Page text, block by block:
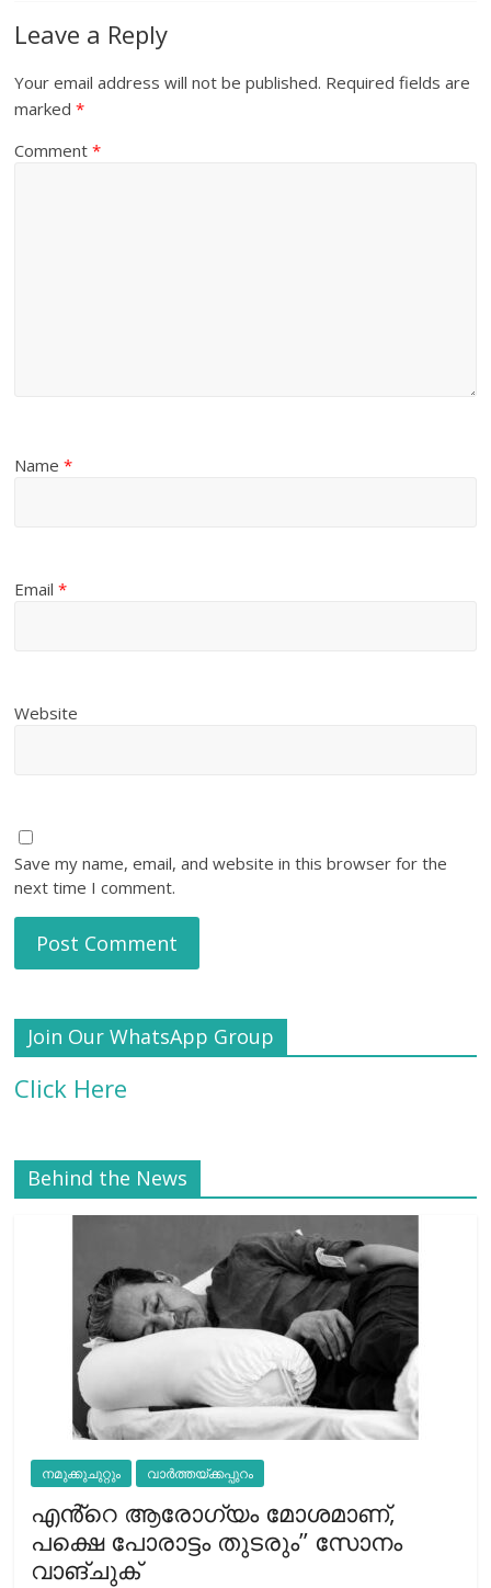
Leave a Reply
Your email address will not be published. Required fields are
marked*
Comment*
Name*
Email*
Website
Save my name, email, and website in this browser for the
next time I comment.
Join Our WhatsApp Group
Click Here
Behind the News
നമുക്കുചുറ്റും വാർത്തയ്ക്കപ്പുറം
എൻ്റെ ആരോഗ്യം മോശമാണ്,
പക്ഷെ പോരാട്ടം തുടരും” സോനം
വാങ്ചുക്